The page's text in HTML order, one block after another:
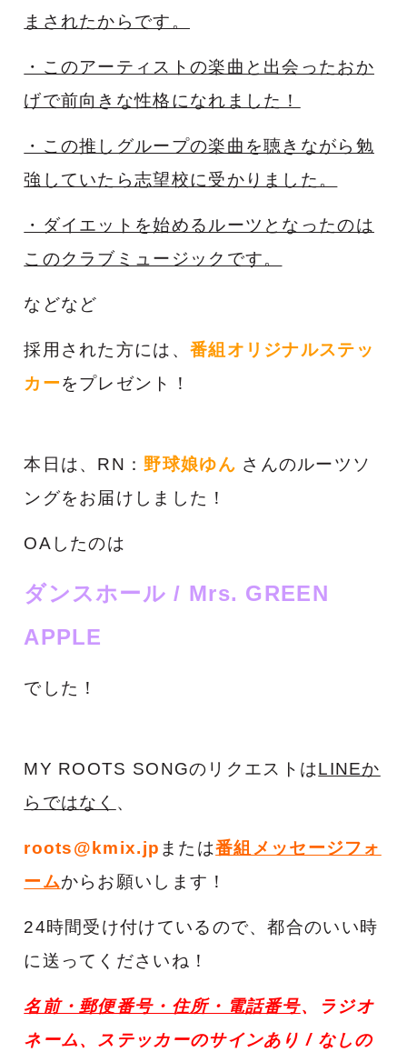
まされたからです。
・このアーティストの楽曲と出会ったおか
げで前向きな性格になれました！
・この推しグループの楽曲を聴きながら勉
強していたら志望校に受かりました。
・ダイエットを始めるルーツとなったのは
このクラブミュージックです。
などなど
採用された方には、 番組オリジナルステッ
カーをプレゼント！
本日は、RN：野球娘ゆん さんのルーツソ
ングをお届けしました！
OAしたのは
ダンスホール / Mrs. GREEN
APPLE
でした！
MY ROOTS SONGのリクエストはLINEか
らではなく 、
roots@kmix.jp または番組メッセージフォ
ームからお願いします！
24時間受け付けているので、都合のいい時
に送ってくださいね！
名前・郵便番号・住所・電話番号、ラジオ
ネーム、 ステッカーのサインあり / なしの